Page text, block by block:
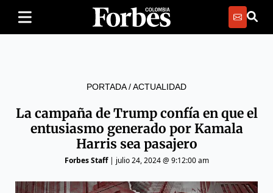
PORTADA/ACTUALIDAD
La campaña de Trump confía en que el
entusiasmo generado por Kamala
Harris sea pasajero
Forbes Staff| julio 24, 2024 @ 9:12:00 am